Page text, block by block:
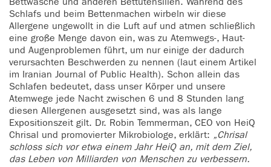
Schlafs und beim Bettenmachen wirbeln wir diese
Allergene ungewollt in die Luft auf und atmen schließlich
eine große Menge davon ein, was zu Atemwegs-, Haut-
und Augenproblemen führt, um nur einige der dadurch
verursachten Beschwerden zu nennen (laut einem Artikel
im Iranian Journal of Public Health). Schon allein das
Schlafen bedeutet, dass unser Körper und unsere
Atemwege jede Nacht zwischen 6 und 8 Stunden lang
diesen Allergenen ausgesetzt sind, was als lange
Expositionszeit gilt. Dr. Robin Temmerman, CEO von HeiQ
Chrisal und promovierter Mikrobiologe, erklärt: „Chrisal
schloss sich vor etwa einem Jahr HeiQ an, mit dem Ziel,
das Leben von Milliarden von Menschen zu verbessern.